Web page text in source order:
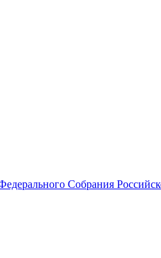
Собрания